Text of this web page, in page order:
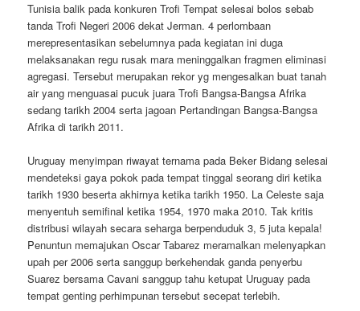
Tunisia balik pada konkuren Trofi Tempat selesai bolos sebab
tanda Trofi Negeri 2006 dekat Jerman. 4 perlombaan
merepresentasikan sebelumnya pada kegiatan ini duga
melaksanakan regu rusak mara meninggalkan fragmen eliminasi
agregasi. Tersebut merupakan rekor yg mengesalkan buat tanah
air yang menguasai pucuk juara Trofi Bangsa-Bangsa Afrika
sedang tarikh 2004 serta jagoan Pertandingan Bangsa-Bangsa
Afrika di tarikh 2011.
Uruguay menyimpan riwayat ternama pada Beker Bidang selesai
mendeteksi gaya pokok pada tempat tinggal seorang diri ketika
tarikh 1930 beserta akhirnya ketika tarikh 1950. La Celeste saja
menyentuh semifinal ketika 1954, 1970 maka 2010. Tak kritis
distribusi wilayah secara seharga berpenduduk 3, 5 juta kepala!
Penuntun memajukan Oscar Tabarez meramalkan melenyapkan
upah per 2006 serta sanggup berkehendak ganda penyerbu
Suarez bersama Cavani sanggup tahu ketupat Uruguay pada
tempat genting perhimpunan tersebut secepat terlebih.